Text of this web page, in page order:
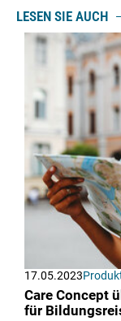
LESEN SIE AUCH
17.05.2023
Care Concept
für